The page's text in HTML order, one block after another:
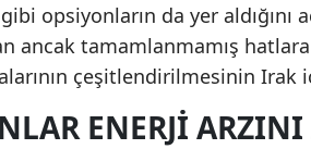
opsiyonların da yer aldığını
ancak tamamlanmamış
çeşitlendirilmesinin Irak
ENERJI ARZINI